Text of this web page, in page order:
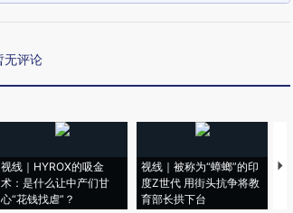
无评论
视线｜HYROX的吸金
术：是什么让中产们甘
心“花钱找虐”？
视线｜被称为“蟑螂”的印
度Z世代 用街头抗争将教
育部长拱下台